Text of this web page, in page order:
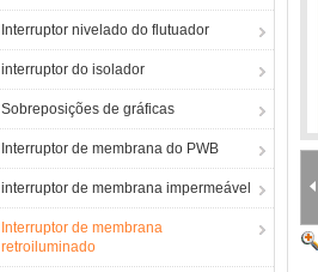
Interruptor nivelado do flutuador
interruptor do isolador
Sobreposições de gráficas
Interruptor de membrana do PWB
interruptor de membrana impermeável
Interruptor de membrana
retroiluminado